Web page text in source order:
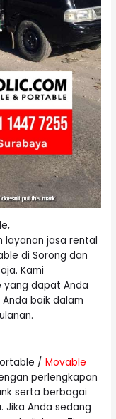
layanan jasa rental
di Sorong dan
Kami
yang dapat Anda
baik dalam
/Movable
perlengkapan
serta berbagai
Jika Anda sedang